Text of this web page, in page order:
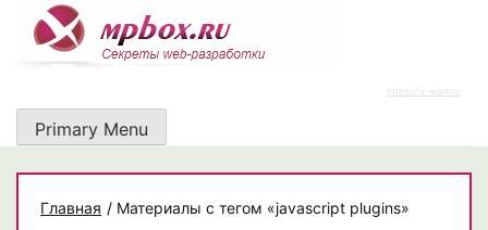
content
https://rz-work.ru
Primary Menu
Главная / Материалы с тегом «javascript plugins»